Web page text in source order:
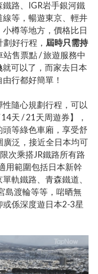
路、IGR岩手銀河鐵
等，暢遊東京、輕井
樽等地方，價格比日
劃好行程， 屆時只需持
站售票點 / 旅遊服務中
就可以了，而家去日本
行都好簡單！
隨心規劃行程，可以
天 / 21天周遊券】，
等綠色車廂，享受舒
廣泛，接近全日本均可
次乘搭JR鐵路所有路
用範圍包括日本新幹
軌鐵路、青森鐵道、
島渡輪等等，啱晒無
係深度遊日本2-3星